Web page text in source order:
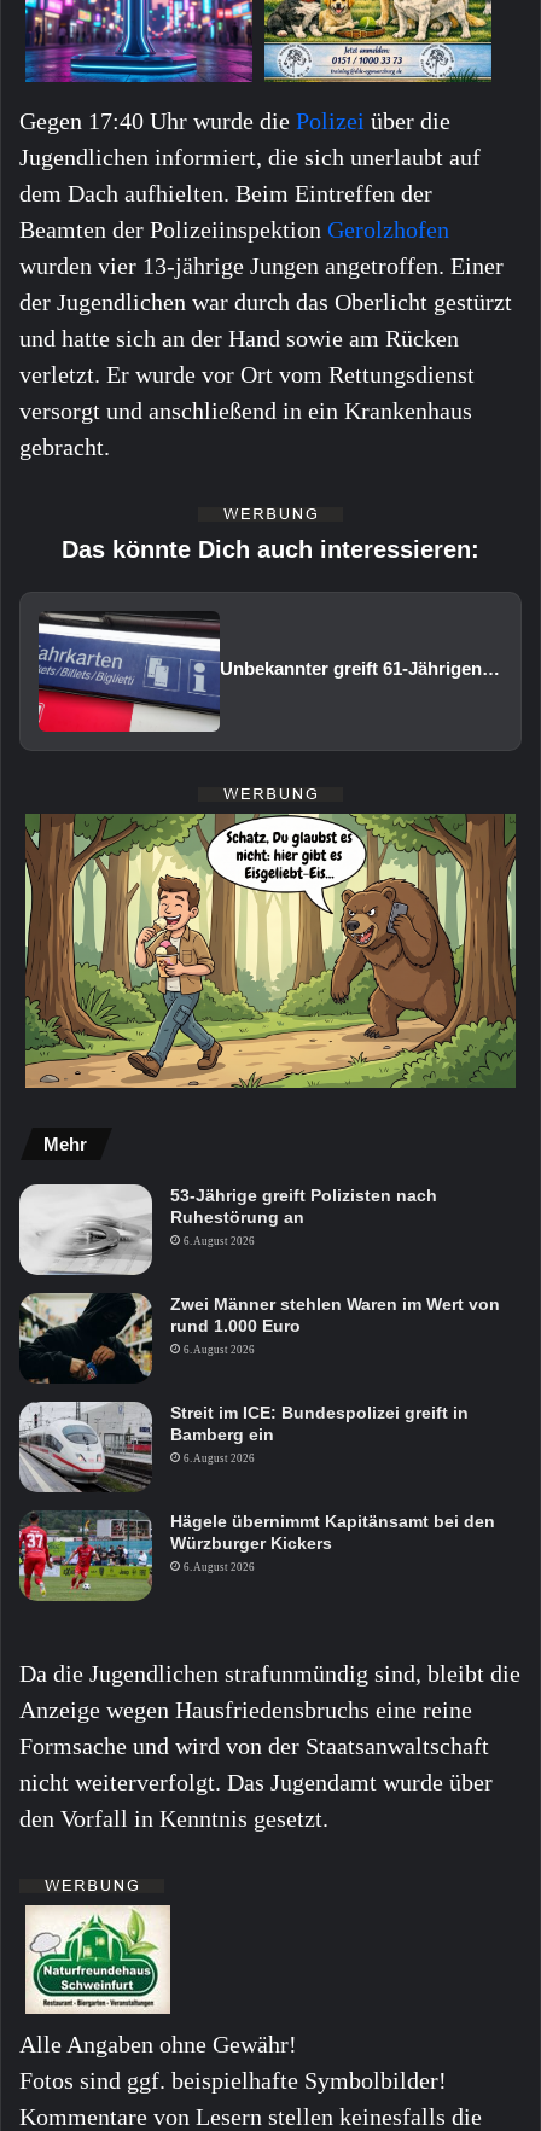
Gegen 17:40 Uhr wurde die Polizei über die
Jugendlichen informiert, die sich unerlaubt auf
dem Dach aufhielten. Beim Eintreffen der
Beamten der Polizeiinspektion Gerolzhofen
wurden vier 13-jährige Jungen angetroffen. Einer
der Jugendlichen war durch das Oberlicht gestürzt
und hatte sich an der Hand sowie am Rücken
verletzt. Er wurde vor Ort vom Rettungsdienst
versorgt und anschließend in ein Krankenhaus
gebracht.
Das könnte Dich auch interessieren:
Unbekannter greift 61-Jährigen am Bahnhof Volkach an
Mehr
53-Jährige greift Polizisten nach
Ruhestörung an
6. August 2026
Zwei Männer stehlen Waren im Wert von
rund 1.000 Euro
6. August 2026
Streit im ICE: Bundespolizei greift in
Bamberg ein
6. August 2026
Hägele übernimmt Kapitänsamt bei den
Würzburger Kickers
6. August 2026
Da die Jugendlichen strafunmündig sind, bleibt die
Anzeige wegen Hausfriedensbruchs eine reine
Formsache und wird von der Staatsanwaltschaft
nicht weiterverfolgt. Das Jugendamt wurde über
den Vorfall in Kenntnis gesetzt.
Alle Angaben ohne Gewähr!
Fotos sind ggf. beispielhafte Symbolbilder!
Kommentare von Lesern stellen keinesfalls die